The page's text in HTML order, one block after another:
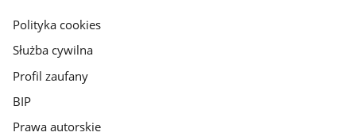
gov.pl
Polityka cookies
Służba cywilna
Profil zaufany
BIP
Prawa autorskie